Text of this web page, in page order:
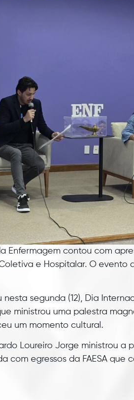
Enfermagem contou com
e Hospitalar. O
segunda (12), Dia
ministrou uma palestra
um momento cultural.
Loureiro Jorge ministrou a
com egressos da FAESA que